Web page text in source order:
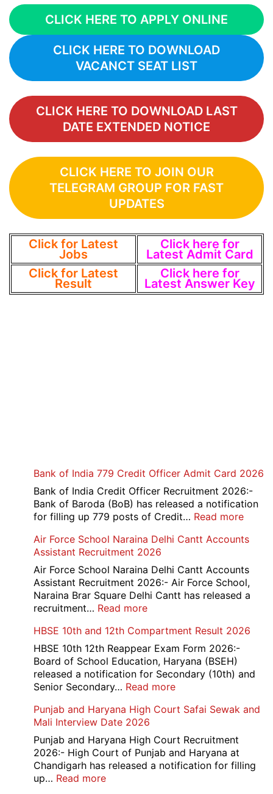
CLICK HERE TO APPLY ONLINE
CLICK HERE TO DOWNLOAD
VACANCT SEAT LIST
CLICK HERE TO DOWNLOAD LAST
DATE EXTENDED NOTICE
CLICK HERE TO JOIN OUR
TELEGRAM GROUP FOR FAST
UPDATES
Click for Latest
Jobs
Click here for
Latest Admit Card
Click for Latest
Result
Click here for
Latest Answer Key
Bank of India 779 Credit Officer Admit Card 2026
Bank of India Credit Officer Recruitment 2026:-
Bank of Baroda (BoB) has released a notification
for filling up 779 posts of Credit… Read more:
of
779
Credit
2026
Air Force School Naraina Delhi Cantt Accounts
Assistant Recruitment 2026
Air Force School Naraina Delhi Cantt Accounts
Assistant Recruitment 2026:- Air Force School,
Naraina Brar Square Delhi Cantt has released a
recruitment… Read more:
Force
School
Naraina
Delhi
Cantt
Assistant
Recruitment
2026
HBSE 10th and 12th Compartment Result 2026
HBSE 10th 12th Reappear Exam Form 2026:-
Board of School Education, Haryana (BSEH)
released a notification for Secondary (10th) and
Senior Secondary… Read more:
10th
12th
Compartment
Result
Punjab and Haryana High Court Safai Sewak and
Mali Interview Date 2026
Punjab and Haryana High Court Recruitment
2026:- High Court of Punjab and Haryana at
Chandigarh has released a notification for filling
up… Read more: